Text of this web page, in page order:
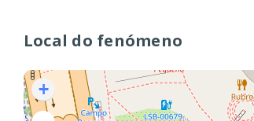
Local do fenómeno
+